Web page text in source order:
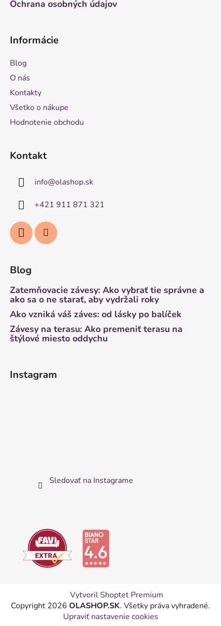
Ochrana osobných údajov
Informácie
Blog
O nás
Kontakty
Všetko o nákupe
Hodnotenie obchodu
Kontakt
info@olashop.sk
+421 911 871 321
Blog
Zatemňovacie závesy: Ako vybrať tie správne a
ako sa o ne starať, aby vydržali roky
Ako vzniká váš záves: od lásky po balíček
Závesy na terasu: Ako premeniť terasu na
štýlové miesto oddychu
Instagram
Sledovať na Instagrame
Vytvoril Shoptet Premium
Copyright 2026 OLASHOP.SK. Všetky práva vyhradené.
Upraviť nastavenie cookies